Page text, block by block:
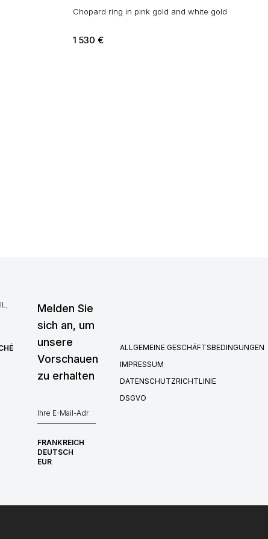
Chopard ring in pink gold and white gold
1 530 €
Melden Sie
sich an, um
unsere
Vorschauen
zu erhalten
ALLGEMEINE GESCHÄFTSBEDINGUNGEN
IMPRESSUM
DATENSCHUTZRICHTLINIE
DSGVO
FRANKREICH
DEUTSCH
EUR